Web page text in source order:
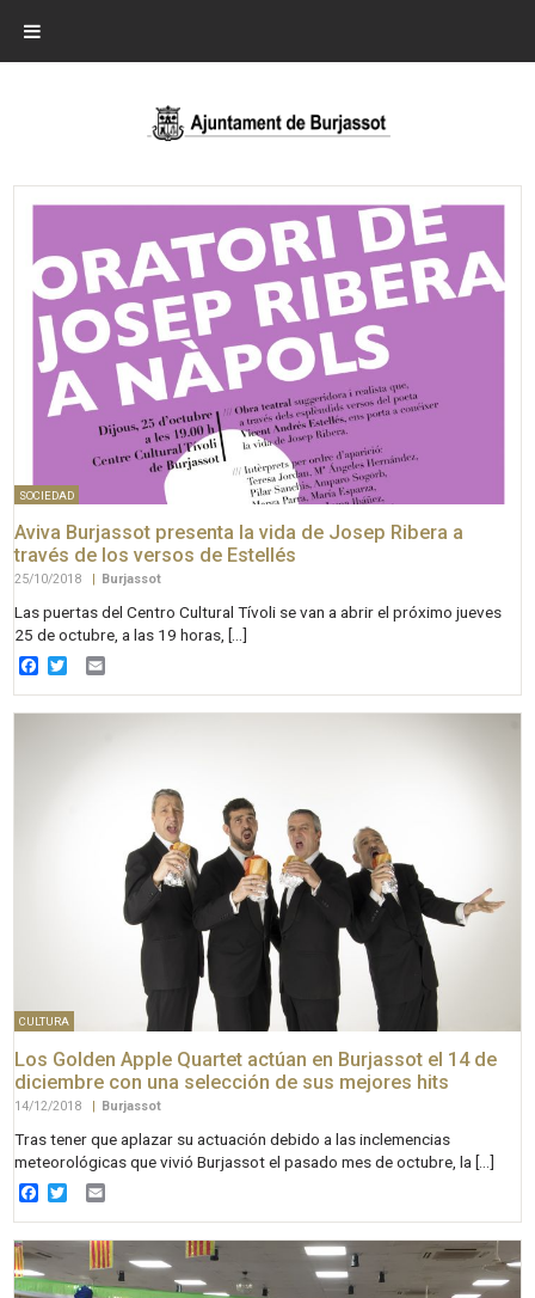
SOCIEDAD
Aviva Burjassot presenta la vida de Josep Ribera a
través de los versos de Estellés
25/10/2018 Burjassot
Las puertas del Centro Cultural Tívoli se van a abrir el próximo jueves
25 de octubre, a las 19 horas, […]
Facebook
Twitter
CULTURA
Los Golden Apple Quartet actúan en Burjassot el 14 de
diciembre con una selección de sus mejores hits
14/12/2018 | Burjassot
Tras tener que aplazar su actuación debido a las inclemencias
meteorológicas que vivió Burjassot el pasado mes de octubre, la […]
Facebook
Twitter